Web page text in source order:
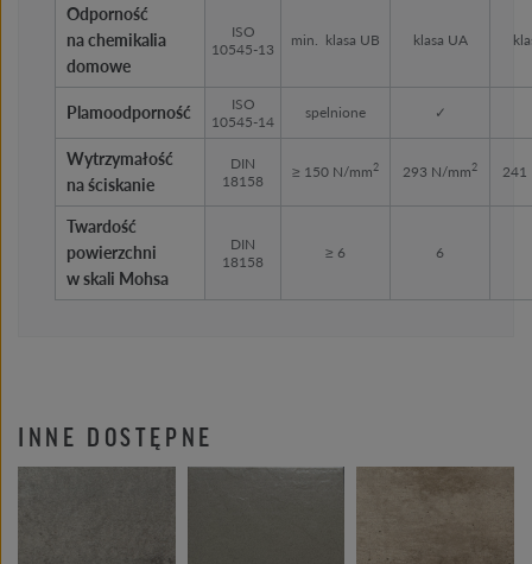
Odporność
na chemikalia
domowe
ISO
10545-13
min. klasa UB klasa UA
Plamoodporność
ISO
10545-14
spelnione ✓
Wytrzymałość
na ściskanie
DIN
18158
≥ 150 N/mm2 293 N/mm2 241
Twardość
powierzchni
w skali Mohsa
DIN
18158
≥ 6 6
INNE DOSTĘPNE